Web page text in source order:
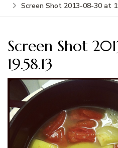
Screen Shot 2013-08-30 at
Screen Shot
19.58.13